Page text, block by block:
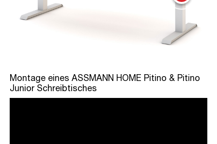
Montage eines ASSMANN HOME Pitino & Pitino
Junior Schreibtisches